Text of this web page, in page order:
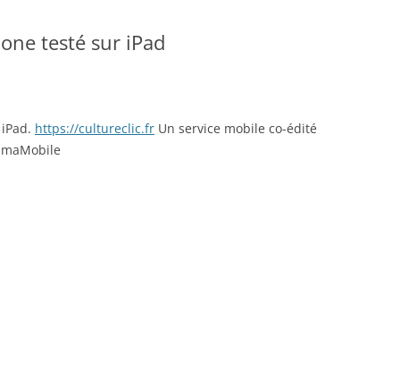
testé sur iPad
https://cultureclic.fr Un service mobile co-édité